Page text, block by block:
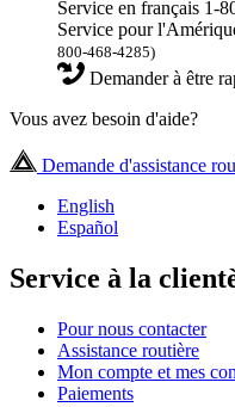
Service en français 1-
Service pour
800-468-4285)
Demander à être
Vous avez besoin d'aide?
Demande d'assistance
English
Español
Service à la
Pour nous contacter
Assistance routière
Mon compte et mes
Paiements